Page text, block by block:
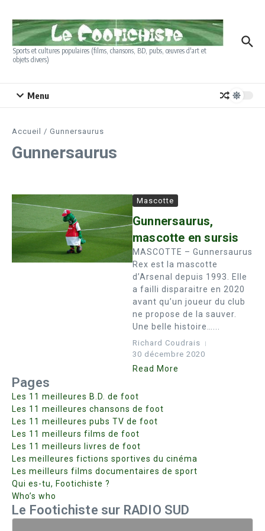
Sports et cultures populaires (films, chansons, BD, pubs, œuvres d'art et
objets divers)
Menu
Accueil / Gunnersaurus
Gunnersaurus
Mascotte
Gunnersaurus,
mascotte en sursis
MASCOTTE – Gunnersaurus
Rex est la mascotte
d’Arsenal depuis 1993. Elle
a failli disparaitre en 2020
avant qu’un joueur du club
ne propose de la sauver.
Une belle histoire…...
Richard Coudrais
30 décembre 2020
Read More
Pages
Les 11 meilleures B.D. de foot
Les 11 meilleures chansons de foot
Les 11 meilleures pubs TV de foot
Les 11 meilleurs films de foot
Les 11 meilleurs livres de foot
Les meilleures fictions sportives du cinéma
Les meilleurs films documentaires de sport
Qui es-tu, Footichiste ?
Who’s who
Le Footichiste sur RADIO SUD